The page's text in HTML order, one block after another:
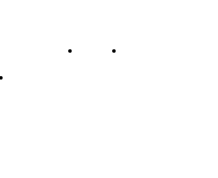
Pedoman Siber Kontak